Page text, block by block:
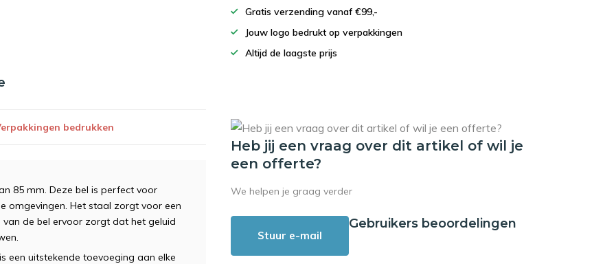
Gratis verzending vanaf €99,-
Jouw logo bedrukt op verpakkingen
Altijd de laagste prijs
bedrukken
85 mm. Deze bel is perfect voor
omgevingen. Het staal zorgt voor een
de bel ervoor zorgt dat het geluid
een uitstekende toevoeging aan elke
Heb jij een vraag over dit artikel of wil je
een offerte?
We helpen je graag verder
Stuur e-mail
Gebruikers beoordelingen